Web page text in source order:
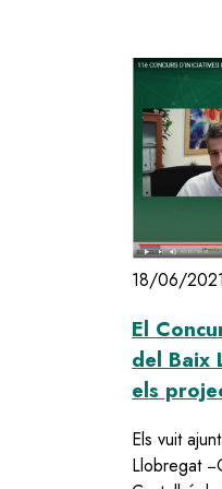
18/06/2021
El
del Baix
els
Els vuit
Llobregat